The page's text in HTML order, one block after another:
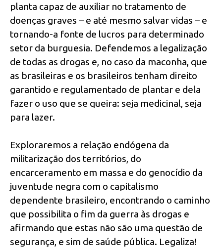
planta capaz de auxiliar no tratamento de
doenças graves – e até mesmo salvar vidas – e
tornando-a fonte de lucros para determinado
setor da burguesia. Defendemos a legalização
de todas as drogas e, no caso da maconha, que
as brasileiras e os brasileiros tenham direito
garantido e regulamentado de plantar e dela
fazer o uso que se queira: seja medicinal, seja
para lazer.
Exploraremos a relação endógena da
militarização dos territórios, do
encarceramento em massa e do genocídio da
juventude negra com o capitalismo
dependente brasileiro, encontrando o caminho
que possibilita o fim da guerra às drogas e
afirmando que estas não são uma questão de
segurança, e sim de saúde pública. Legaliza!